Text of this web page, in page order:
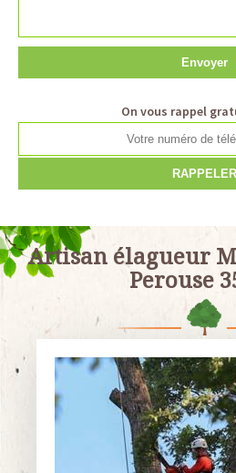
On vous rappel
Artisan élagueur
Perouse